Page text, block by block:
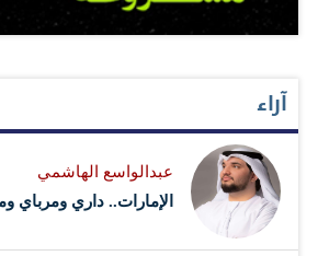
آراء
عبدالواسع الهاشمي
الإمارات.. داري ومرباي